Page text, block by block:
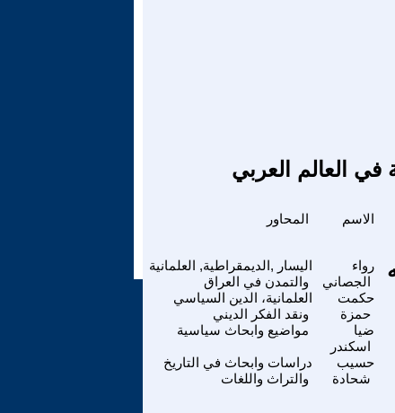
في العالم العربي
الاسم
اليسار ,الديمقراطية, العلمانية
والتمدن في العراق
رواء
الجصاني
العلمانية، الدين السياسي
ونقد الفكر الديني
حكمت
حمزة
مواضيع وابحاث سياسية
ضيا
اسكندر
دراسات وابحاث في التاريخ
والتراث واللغات
حسيب
شحادة